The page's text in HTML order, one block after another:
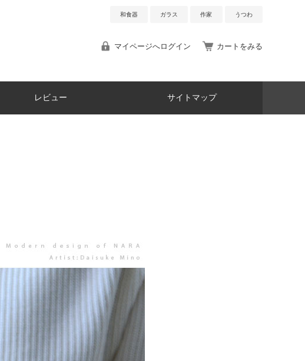
和食器 ガラス 作家 うつわ
マイページへログイン カートをみる
レビュー サイトマップ